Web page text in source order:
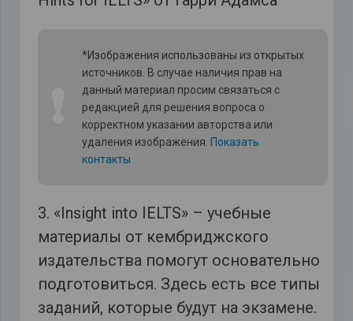
*Изображения использованы из открытых
источников. В случае наличия прав на
данный материал просим связаться с
редакцией для решения вопроса о
корректном указании авторства или
удаления изображения. Показать
контакты
3. «Insight into IELTS» – учебные
материалы от кембриджского
издательства помогут основательно
подготовиться. Здесь есть все типы
заданий, которые будут на экзамене.